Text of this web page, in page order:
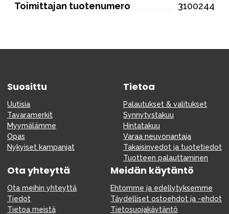
Toimittajan tuotenumero
3100244
Suosittu
Uutisia
Tavaramerkit
Myymälämme
Opas
Nykyiset kampanjat
Tietoa
Palautukset & valitukset
Synnytystakuu
Hintatakuu
Varaa neuvonantaja
Takaisinvedot ja tuotetiedot
Tuotteen palauttaminen
Ota yhteyttä
Ota meihin yhteyttä
Tiedot
Tietoa meistä
Meidän käytäntö
Ehtomme ja edellytyksemme
Täydelliset ostoehdot ja -ehdot
Tietosuojakäytäntö